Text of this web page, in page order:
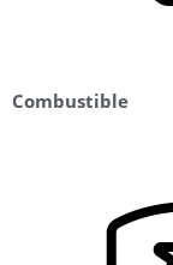
Combustible